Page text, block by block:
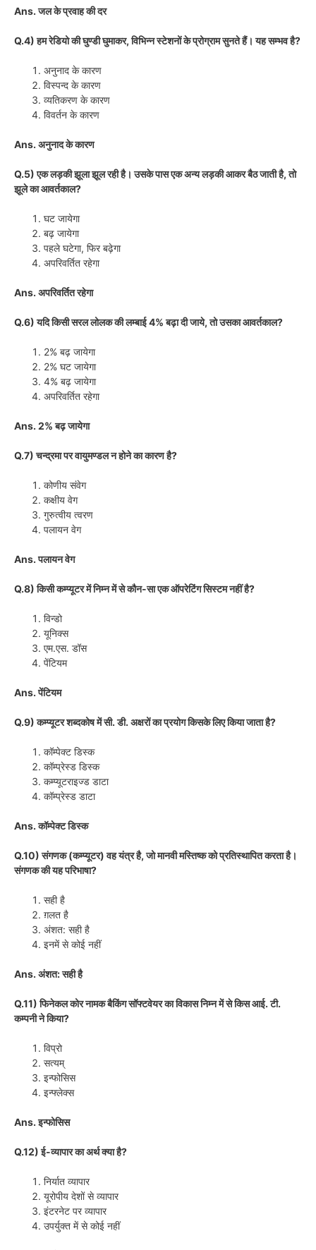
Ans. जल के प्रवाह की दर
Q.4) हम रेडियो की घुण्डी घुमाकर, विभिन्न स्टेशनों के प्रोग्राम सुनते हैं। यह सम्भव है?
अनुनाद के कारण
विस्पन्द के कारण
व्यतिकरण के कारण
विवर्तन के कारण
Ans. अनुनाद के कारण
Q.5) एक लड़की झूला झूल रही है। उसके पास एक अन्य लड़की आकर बैठ जाती है, तो
झूले का आवर्तकाल?
घट जायेगा
बढ़ जायेगा
पहले घटेगा, फिर बढ़ेगा
अपरिवर्तित रहेगा
Ans. अपरिवर्तित रहेगा
Q.6) यदि किसी सरल लोलक की लम्बाई 4% बढ़ा दी जाये, तो उसका आवर्तकाल?
2% बढ़ जायेगा
2% घट जायेगा
4% बढ़ जायेगा
अपरिवर्तित रहेगा
Ans. 2% बढ़ जायेगा
Q.7) चन्द्रमा पर वायुमण्डल न होने का कारण है?
कोणीय संवेग
कक्षीय वेग
गुरुत्वीय त्वरण
पलायन वेग
Ans. पलायन वेग
Q.8) किसी कम्प्यूटर में निम्न में से कौन-सा एक ऑपरेटिंग सिस्टम नहीं है?
विन्डो
यूनिक्स
एम.एस. डॉस
पेंटियम
Ans. पेंटियम
Q.9) कम्प्यूटर शब्दकोष में सी. डी. अक्षरों का प्रयोग किसके लिए किया जाता है?
कॉम्पेक्ट डिस्क
कॉम्प्रेस्ड डिस्क
कम्प्यूटराइज्ड डाटा
कॉम्प्रेस्ड डाटा
Ans. कॉम्पेक्ट डिस्क
Q.10) संगणक (कम्प्यूटर) वह यंत्र है, जो मानवी मस्तिष्क को प्रतिस्थापित करता है।
संगणक की यह परिभाषा?
सही है
ग़लत है
अंशत: सही है
इनमें से कोई नहीं
Ans. अंशत: सही है
Q.11) फिनेकल कोर नामक बैकिंग सॉफ्टवेयर का विकास निम्न में से किस आई. टी.
कम्पनी ने किया?
विप्रो
सत्यम्
इन्फोसिस
इन्फ्लेक्स
Ans. इन्फोसिस
Q.12) ई-व्यापार का अर्थ क्या है?
निर्यात व्यापार
यूरोपीय देशों से व्यापार
इंटरनेट पर व्यापार
उपर्युक्त में से कोई नहीं